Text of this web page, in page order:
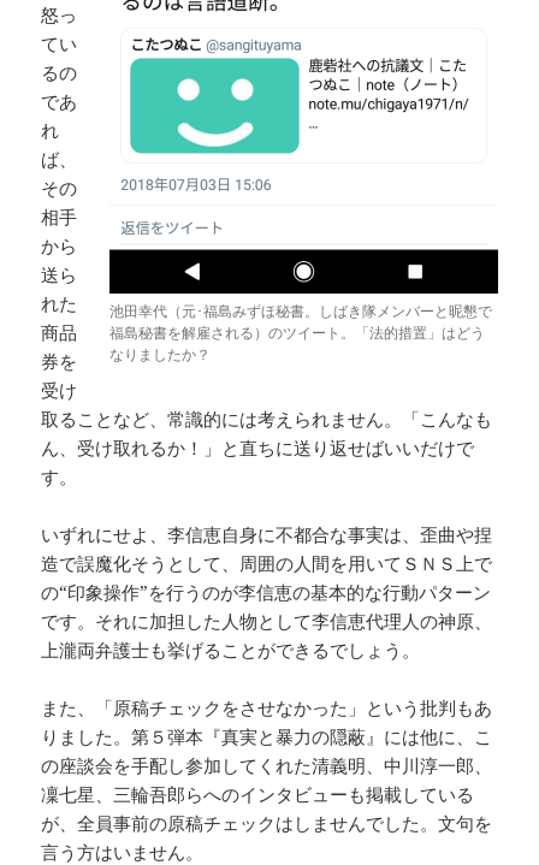
池田幸代（元･福島みずほ秘書。しばき隊メンバーと昵懇で
福島秘書を解雇される）のツイート。「法的措置」はどう
なりましたか？
怒っ
てい
るの
であ
れ
ば、
その
相手
から
送ら
れた
商品
券を
受け
取ることなど、常識的には考えられません。「こんなも
ん、受け取れるか！」と直ちに送り返せばいいだけで
す。
いずれにせよ、李信恵自身に不都合な事実は、歪曲や捏
造で誤魔化そうとして、周囲の人間を用いてＳＮＳ上で
の“印象操作”を行うのが李信恵の基本的な行動パターン
です。それに加担した人物として李信恵代理人の神原、
上瀧両弁護士も挙げることができるでしょう。
また、「原稿チェックをさせなかった」という批判もあ
りました。第５弾本『真実と暴力の隠蔽』には他に、こ
の座談会を手配し参加してくれた清義明、中川淳一郎、
凜七星、三輪吾郎らへのインタビューも掲載している
が、全員事前の原稿チェックはしませんでした。文句を
言う方はいません。